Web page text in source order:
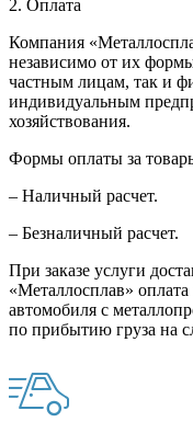
2. Оплата
Компания
независимо от их
частным лицам, так и
индивидуальным
хозяйствования.
Формы оплаты за
– Наличный расчет.
– Безналичный расчет.
При заказе услуги
«Металлосплав»
автомобиля с
по прибытию груза на